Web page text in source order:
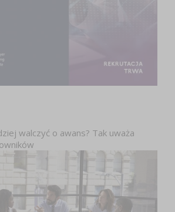
walczyć o awans? Tak uważa